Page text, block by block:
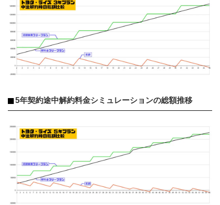
5年契約途中解約料金シミュレーションの総額推移